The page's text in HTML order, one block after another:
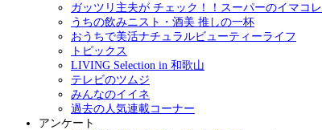
ガッツリ主夫が チェック！！スーパーのイマコレ
うちの飲みニスト・酒美 推しの一杯
おうちで美活ナチュラルビューティーライフ
トピックス
LIVING Selection in 和歌山
テレビのツムジ
みんなのイイネ
過去の人気連載コーナー
アンケート